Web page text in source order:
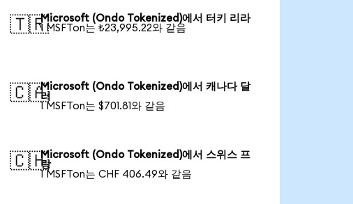
🇹🇷Microsoft (Ondo Tokenized)에서 터키 리라
1 MSFTon는 ₺23,995.22와 같음
🇨🇦Microsoft (Ondo Tokenized)에서 캐나다 달
러
1 MSFTon는 $701.81와 같음
🇨🇭Microsoft (Ondo Tokenized)에서 스위스 프
랑
1 MSFTon는 CHF 406.49와 같음